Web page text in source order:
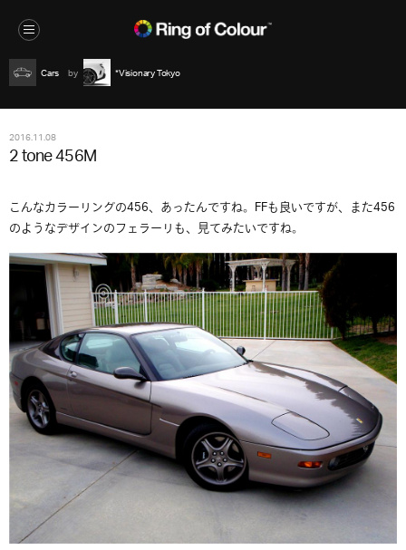
Cars *Visionary Tokyo
2016.11.08
2 tone 456M
こんなカラーリングの456、あったんですね。FFも良いですが、また456
のようなデザインのフェラーリも、見てみたいですね。